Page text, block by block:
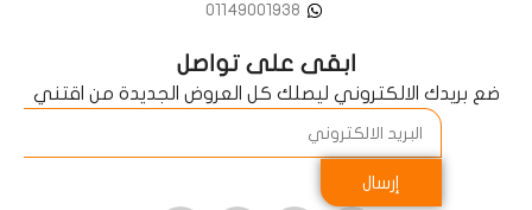
01149001938
ابقى على تواصل
ضع بريدك الالكتروني ليصلك كل العروض الجديدة من اقتني
إرسال